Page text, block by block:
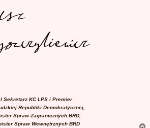
I Sekretarz KC LPS i Premier
Republiki Demokratycznej,
Spraw Zagranicznych BRD,
Spraw Wewnętrznych BRD